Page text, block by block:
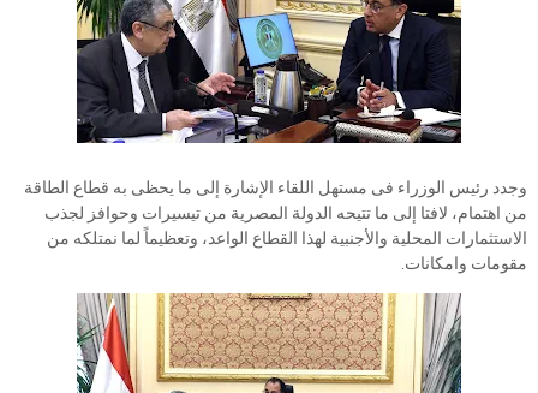
وجدد رئيس الوزراء فى مستهل اللقاء الإشارة إلى ما يحظى به قطاع الطاقة
من اهتمام، لافتا إلى ما تتيحه الدولة المصرية من تيسيرات وحوافز لجذب
الاستثمارات المحلية والأجنبية لهذا القطاع الواعد، وتعظيماً لما نمتلكه من
مقومات وامكانات.